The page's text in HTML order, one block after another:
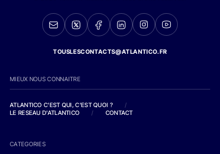
TOUSLESCONTACTS@ATLANTICO.FR
MIEUX NOUS CONNAITRE
ATLANTICO C'EST QUI, C'EST QUOI ?
/
LE RESEAU D'ATLANTICO
/ CONTACT
CATEGORIES